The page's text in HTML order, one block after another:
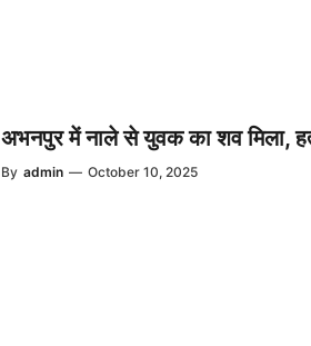
अभनपुर में नाले से युवक का शव मिला,
By admin — October 10, 2025